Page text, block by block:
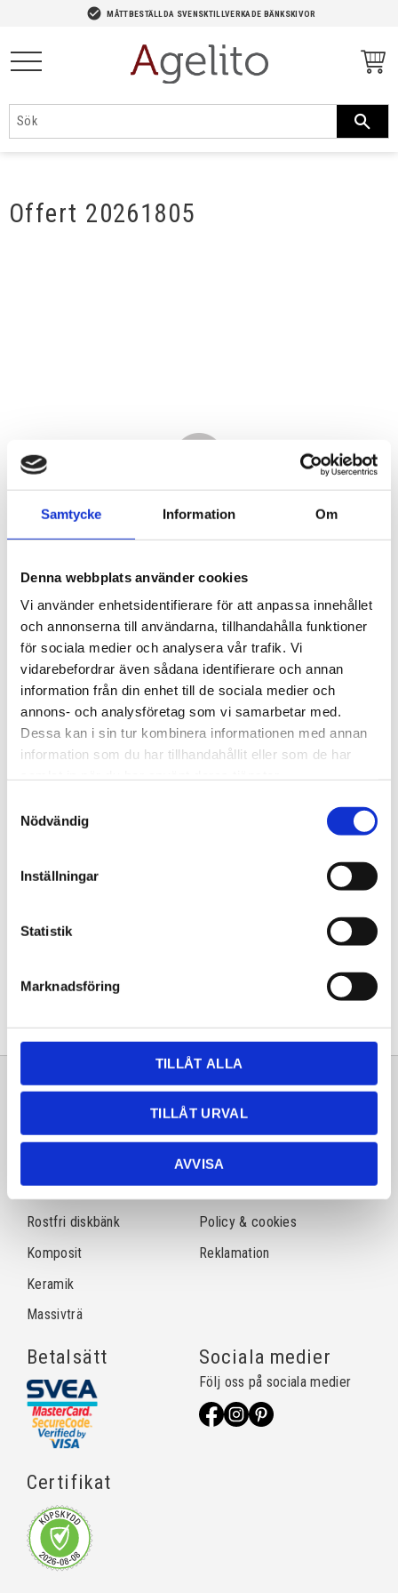
Samtycke Information Om
Denna webbplats använder cookies
Vi använder enhetsidentifierare för att anpassa innehållet
och annonserna till användarna, tillhandahålla funktioner
för sociala medier och analysera vår trafik. Vi
vidarebefordrar även sådana identifierare och annan
information från din enhet till de sociala medier och
annons- och analysföretag som vi samarbetar med.
Dessa kan i sin tur kombinera informationen med annan
information som du har tillhandahållit eller som de har
Nödvändig
Inställningar
Statistik
Marknadsföring
TILLÅT ALLA
TILLÅT URVAL
AVVISA
check_circle MÅTTBESTÄLLDA SVENSKTILLVERKADE BÄNKSKIVOR
Offert 20261805
1 690,00KR
Antal
Lagervara
Artikelnr
20261805
Sortiment
Natursten
Rostfri diskbänk
Komposit
Keramik
Massivträ
Information
Frågor & svar
Köpvillkor
Policy & cookies
Reklamation
Betalsätt
Certifikat
Sociala medier
Följ oss på sociala medier